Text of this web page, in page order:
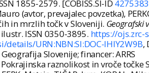
1855-2579. [COBISS.SI-ID
(avtor, prevajalec povzetka),
in mrzlih točk v Sloveniji. Geografski
ISSN 0350-3895. https://ojs.zrc-
URN:NBN:SI:DOC-IHIY2W9B,
Slovenije; financer: ARRS
raznolikost in vroče točke